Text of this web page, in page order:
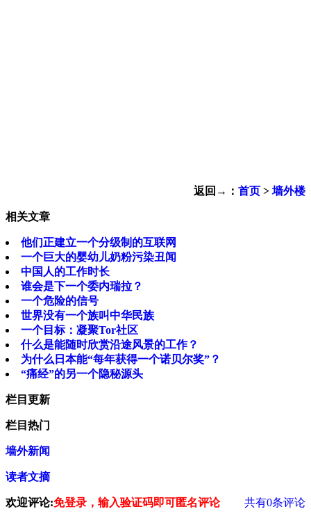
返回→： 首页 > 墙外楼
相关文章
他们正建立一个分级制的互联网
一个巨大的婴幼儿奶粉污染丑闻
中国人的工作时长
谁会是下一个委内瑞拉？
一个危险的信号
世界没有一个族叫中华民族
一个目标：凝聚Tor社区
什么是能随时欣赏沿途风景的工作？
为什么日本能“每年获得一个诺贝尔奖”？
“痛经”的另一个隐秘源头
栏目更新
栏目热门
墙外新闻
读者文摘
欢迎评论:免登录，输入验证码即可匿名评论 共有0条评论